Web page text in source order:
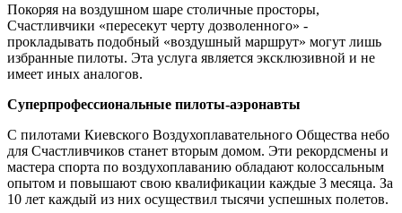
Покоряя на воздушном шаре столичные просторы,
Счастливчики «пересекут черту дозволенного» -
прокладывать подобный «воздушный маршрут» могут лишь
избранные пилоты. Эта услуга является эксклюзивной и не
имеет иных аналогов.
Суперпрофессиональные пилоты-аэронавты
С пилотами Киевского Воздухоплавательного Общества небо
для Счастливчиков станет вторым домом. Эти рекордсмены и
мастера спорта по воздухоплаванию обладают колоссальным
опытом и повышают свою квалификации каждые 3 месяца. За
10 лет каждый из них осуществил тысячи успешных полетов.